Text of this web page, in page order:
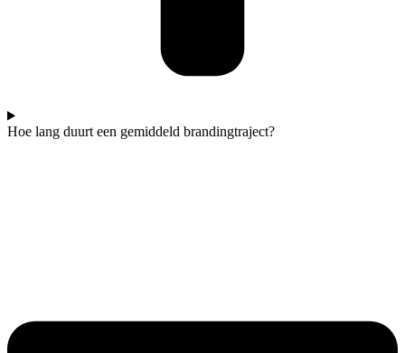
Hoe lang duurt een gemiddeld brandingtraject?